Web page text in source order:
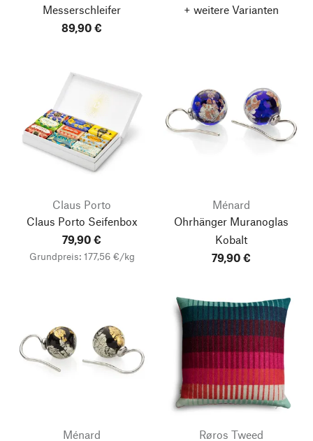
Messerschleifer
89,90 €
+ weitere Varianten
Claus Porto
Claus Porto Seifenbox
79,90 €
Grundpreis: 177,56 €/kg
Ménard
Ohrhänger Muranoglas
Kobalt
79,90 €
Ménard
Røros Tweed